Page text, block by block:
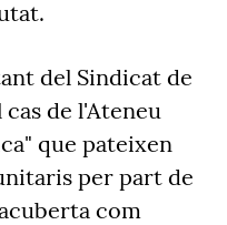
del Sindicat de
de l'Ateneu
que pateixen
per part de
com